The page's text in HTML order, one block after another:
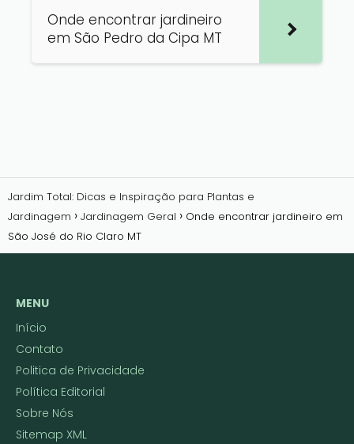
Onde encontrar jardineiro
em São Pedro da Cipa MT
Jardim Total: Dicas e Inspiração para Plantas e
Jardinagem
Jardinagem Geral
Onde encontrar jardineiro em
São José do Rio Claro MT
MENU
Início
Contato
Politica de Privacidade
Política Editorial
Sobre Nós
Sitemap XML